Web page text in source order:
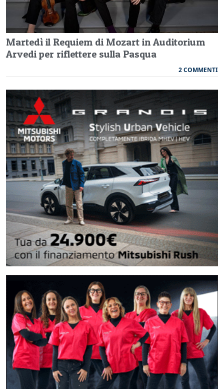
Martedì il Requiem di Mozart in Auditorium
Arvedi per riflettere sulla Pasqua
2 COMMENTI